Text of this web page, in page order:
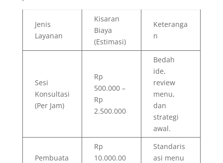
Jenis
Layanan
Kisaran
Biaya
(Estimasi)
Keteranga
n
Sesi
Konsultasi
(Per Jam)
Rp
500.000 –
Rp
2.500.000
Bedah
ide,
review
menu,
dan
strategi
awal.
Pembuata
Rp
10.000.00
Standaris
asi menu